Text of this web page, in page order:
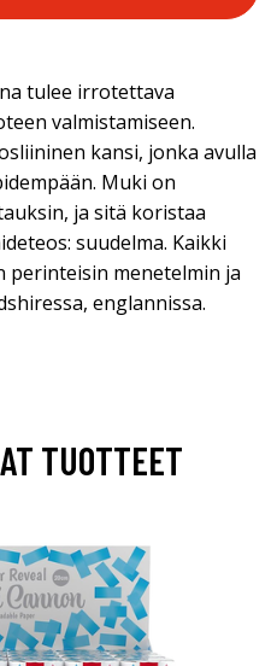
tulee irrotettava
valmistamiseen.
kansi, jonka avulla
Muki on
ja sitä koristaa
suudelma. Kaikki
menetelmin ja
englannissa.
TUOTTEET